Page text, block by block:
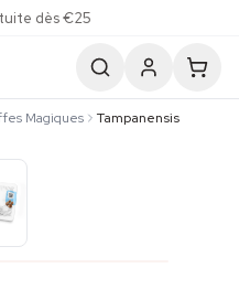
dès €25
Magiques Tampanensis